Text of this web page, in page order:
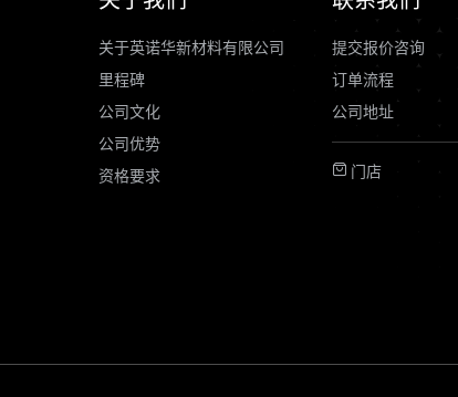
关于英诺华新材料有限公司
里程碑
公司文化
公司优势
资格要求
提交报价咨询
订单流程
公司地址
门店